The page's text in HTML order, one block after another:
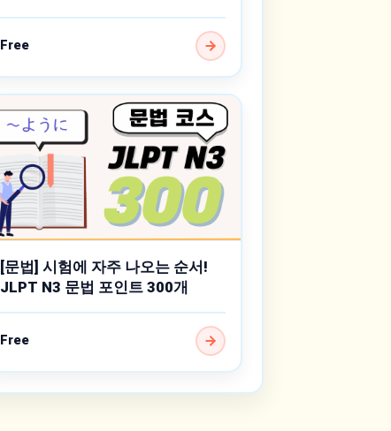
Free
[문법] 시험에 자주 나오는 순서!
JLPT N3 문법 포인트 300개
Free